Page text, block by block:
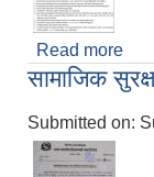
Read more
सामाजिक
Submitted on: